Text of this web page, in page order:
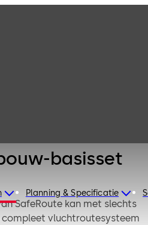
Planning & Specificatie
basisset
SafeRoute kan met slechts
vluchtroutesysteem